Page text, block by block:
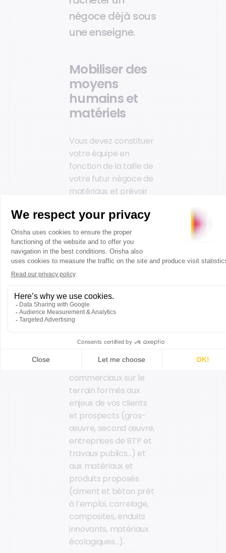
négoce déjà sous
une enseigne.
Mobiliser des
moyens
humains et
matériels
Vous devez constituer
votre équipe en
fonction de la taille de
votre futur négoce de
matériaux et prévoir
dans votre business
plan. Mais n’oubliez
pas de faire appel à
des métiers essentiels
:
La force
commerciale :
Vendeurs conseil en
technico-
commerciaux sur le
terrain formés aux
enjeux de vos clients
et prospects (gros-
œuvre, second œuvre,
entreprises de BTP et
travaux publics…) et
aux matériaux et
produits proposés
(ciment et béton prêt
à l’emploi, carrelage,
composites, enduits
innovants, matériaux
écologiques…).